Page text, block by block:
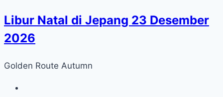
Libur Natal di Jepang 23 Desember
2026
Golden Route Autumn